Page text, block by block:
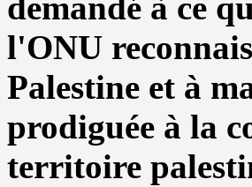
demandé à ce
l'ONU
Palestine et à
prodiguée à la
territoire